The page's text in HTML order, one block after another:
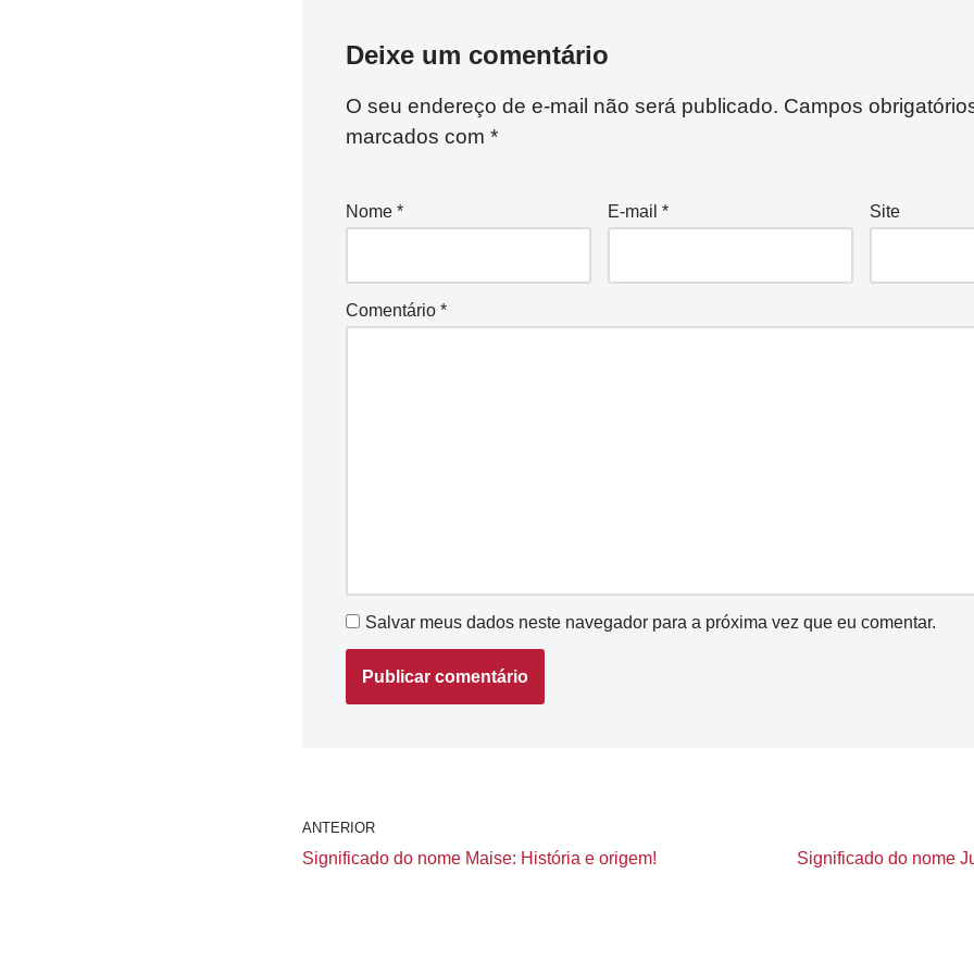
Deixe um comentário
O seu endereço de e-mail não será publicado. Campos
marcados com *
Nome * E-mail * Site
Comentário *
Salvar meus dados neste navegador para a próxima vez que eu comentar.
ANTERIOR
Significado do nome Maise: História e origem! Significado do nome